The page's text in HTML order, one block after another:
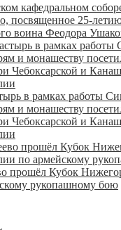
кафедральном
посвященное 25-
воина Феодора
в рамках работы
и монашеству
Чебоксарской и
прошёл Кубок
рукопашному бою